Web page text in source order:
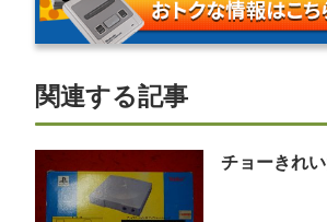
関連する記事
チョーきれい